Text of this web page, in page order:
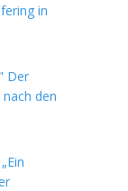
in
Der
den